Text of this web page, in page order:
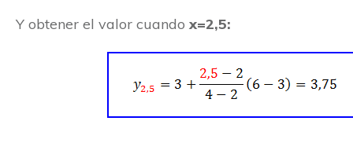
Y obtener el valor cuando x=2,5: